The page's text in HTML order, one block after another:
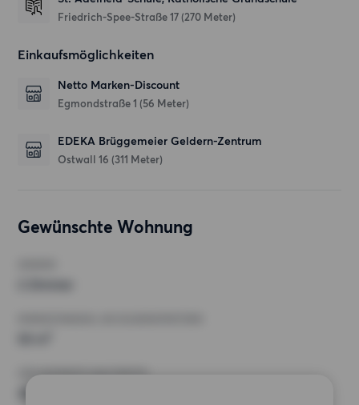
Friedrich-Spee-Straße 17 (270 Meter)
Einkaufsmöglichkeiten
Netto Marken-Discount
Egmondstraße 1 (56 Meter)
EDEKA Brüggemeier Geldern-Zentrum
Ostwall 16 (311 Meter)
Gewünschte Wohnung
HÖCHSTMIETE (KALTMIETE)